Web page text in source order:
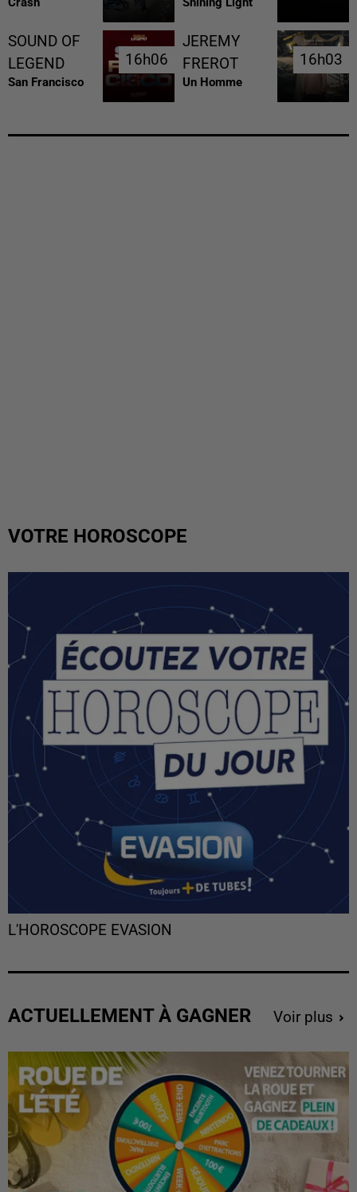
SOUND OF
LEGEND
San Francisco
16h06
16h06
JEREMY
FREROT
Un Homme
16h03
16h03
VOTRE HOROSCOPE
L'HOROSCOPE EVASION
ACTUELLEMENT À GAGNER Voir plus